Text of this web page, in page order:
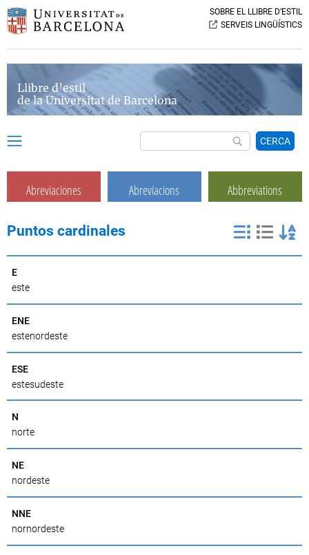
SOBRE EL LLIBRE D’ESTIL
SERVEIS LINGÜÍSTICS
Llibre d’estil
de la Universitat de Barcelona
CERCA
Abreviaciones Abreviacions Abbreviations
Puntos cardinales
E
este
ENE
estenordeste
ESE
estesudeste
N
norte
NE
nordeste
NNE
nornordeste